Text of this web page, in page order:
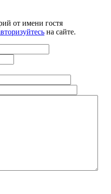
от имени гостя
на сайте.